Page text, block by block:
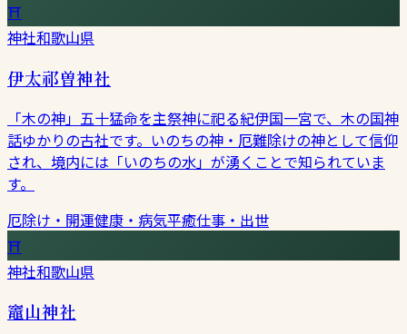
⛩
神社和歌山県
伊太祁曽神社
「木の神」五十猛命を主祭神に祀る紀伊国一宮で、木の国神
話ゆかりの古社です。いのちの神・厄難除けの神として信仰
され、境内には「いのちの水」が湧くことで知られていま
す。
厄除け・開運健康・病気平癒仕事・出世
⛩
神社和歌山県
竈山神社